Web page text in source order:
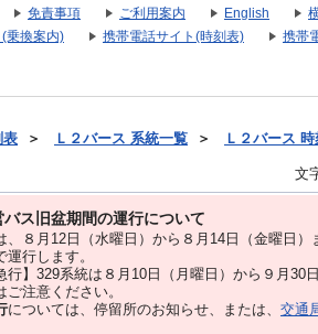
免責事項 ご利用案内 English
乗換案内)
携帯電話サイト(時刻表) 携帯
表 ＞ Ｌ２バース 系統一覧 ＞ Ｌ２バース
文
ス旧盆期間の運行について
８⽉12⽇（水曜日）から８⽉14⽇（金曜日）
⾏します。
】329系統は８月10日（月曜日）から９月30
注意ください。
については、停留所のお知らせ、または、 交通